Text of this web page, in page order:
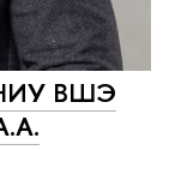
НИУ ВШЭ